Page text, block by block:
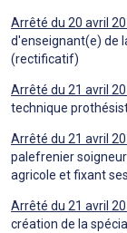
Arrêté du 20 avril
d'enseignant(e) de
(rectificatif)
Arrêté du 21 avril
technique
Arrêté du 21 avril
palefrenier
agricole et fixant
Arrêté du 21 avril
création de la